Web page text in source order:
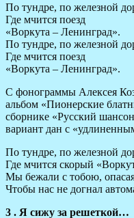
По тундре, по железной
Где мчится поезд
«Воркута – Ленинград».
По тундре, по железной
Где мчится поезд
«Воркута – Ленинград».
С фонограммы Алексея
альбом «Пионерские
сборнике «Русский
вариант дан с
По тундре, по железной
Где мчится скорый
Мы бежали с тобою,
Чтобы нас не догнал
3 . Я сижу за решеткой…